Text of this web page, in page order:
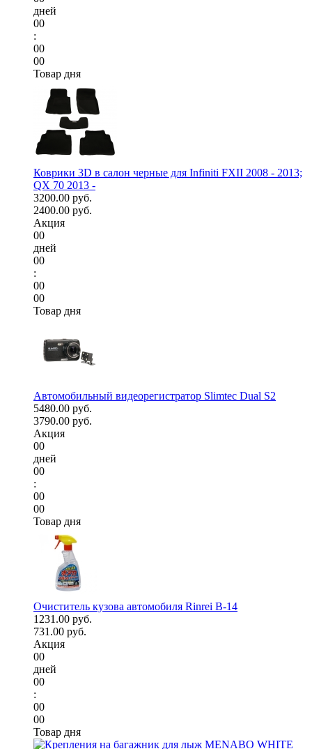
дней
00
:
00
00
Товар дня
Коврики 3D в салон черные для Infiniti FXII 2008 - 2013;
QX 70 2013 -
3200.00 руб.
2400.00 руб.
Акция
00
дней
00
:
00
00
Товар дня
Автомобильный видеорегистратор Slimtec Dual S2
5480.00 руб.
3790.00 руб.
Акция
00
дней
00
:
00
00
Товар дня
Очиститель кузова автомобиля Rinrei B-14
1231.00 руб.
731.00 руб.
Акция
00
дней
00
:
00
00
Товар дня